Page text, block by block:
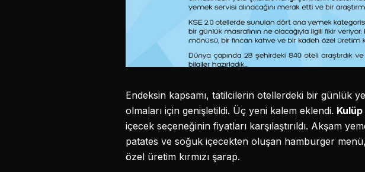
Endeksin kapsamı, tatilcilerin otellerdeki bir günlük
olmaları için genişletildi. Üç yeni kalem eklendi.
içecek seçeneğinin fiyatları karşılaştırıldı. Akşam
patates ve soğuk içecekten oluşan hamburger
özel üretim kırmızı şarap.